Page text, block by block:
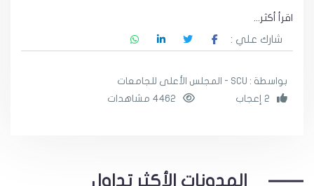
اقرأ أكثر...
شارك علي :
بواسطة : SCU - المجلس الأعلى للجامعات
المدونات الأكثر تداول